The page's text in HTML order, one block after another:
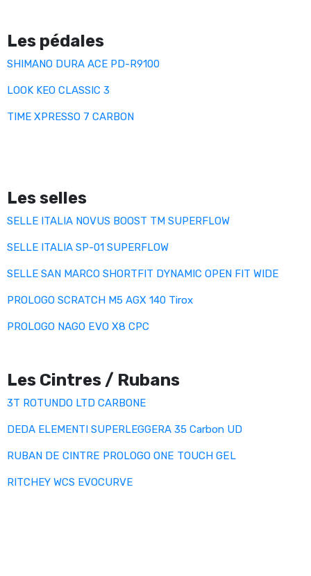
Les pédales
SHIMANO DURA ACE PD-R9100
LOOK KEO CLASSIC 3
TIME XPRESSO 7 CARBON
Les selles
SELLE ITALIA NOVUS BOOST TM SUPERFLOW
SELLE ITALIA SP-01 SUPERFLOW
SELLE SAN MARCO SHORTFIT DYNAMIC OPEN FIT WIDE
PROLOGO SCRATCH M5 AGX 140 Tirox
PROLOGO NAGO EVO X8 CPC
Les Cintres / Rubans
3T ROTUNDO LTD CARBONE
DEDA ELEMENTI SUPERLEGGERA 35 Carbon UD
RUBAN DE CINTRE PROLOGO ONE TOUCH GEL
RITCHEY WCS EVOCURVE